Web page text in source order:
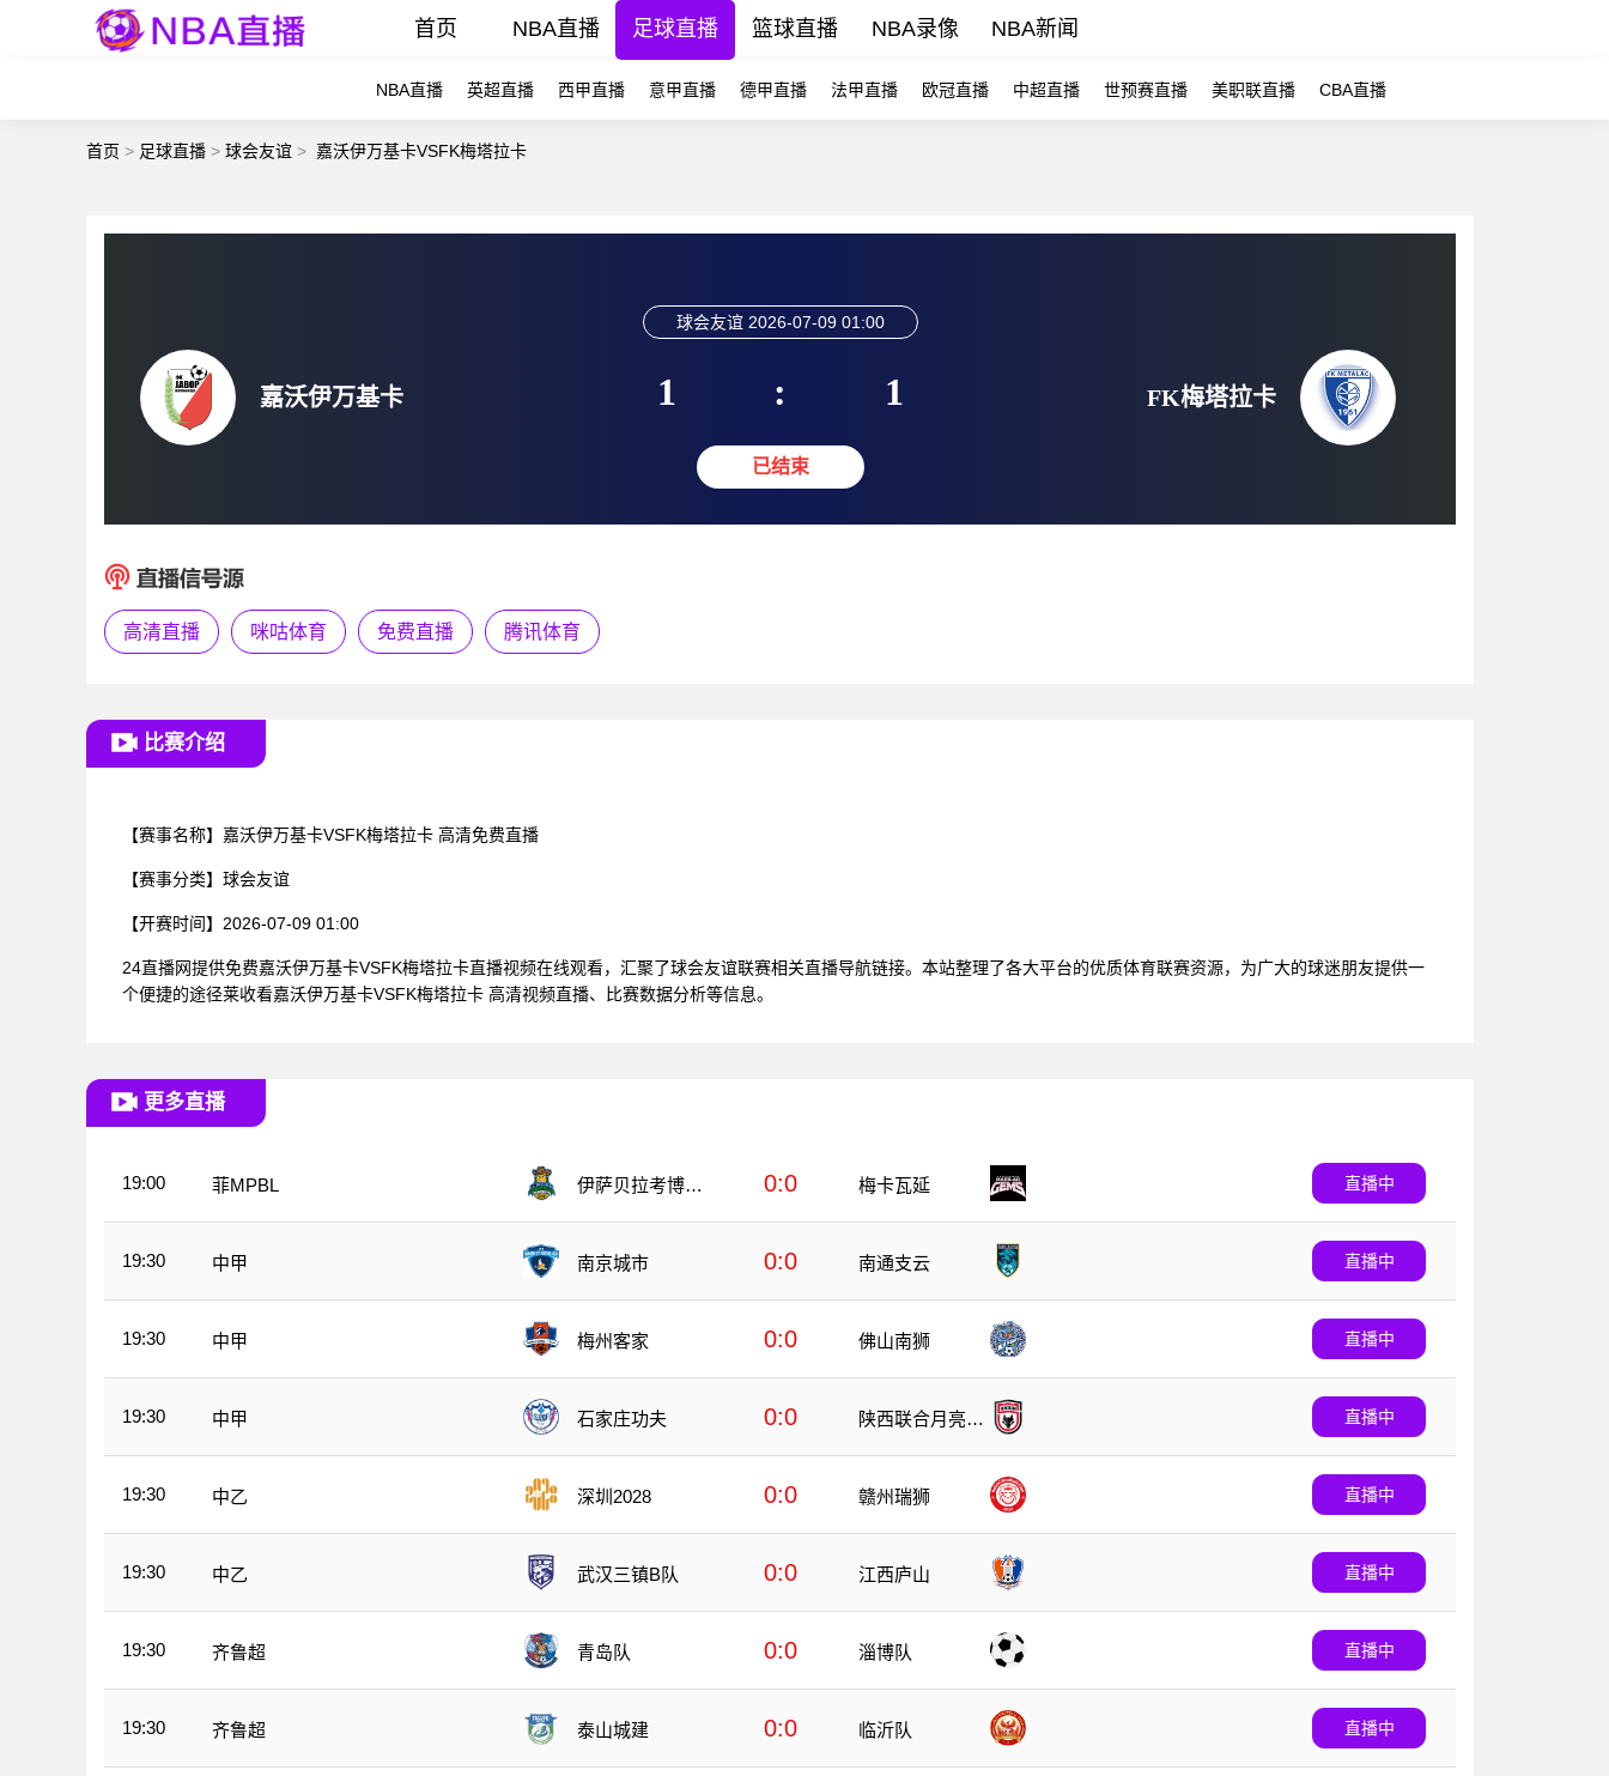
首页 NBA直播 足球直播 篮球直播 NBA录像 NBA新闻
NBA直播 英超直播 西甲直播 意甲直播 德甲直播 法甲直播 欧冠直播 中超直播 世预赛直播 美职联直播 CBA直播
首页 > 足球直播 > 球会友谊 > 嘉沃伊万基卡VSFK梅塔拉卡
嘉沃伊万基卡
球会友谊 2026-07-09 01:00
1 : 1
已结束
FK梅塔拉卡
高清直播 咪咕体育 免费直播 腾讯体育
比赛介绍
【赛事名称】 嘉沃伊万基卡VSFK梅塔拉卡 高清免费直播
【赛事分类】 球会友谊
【开赛时间】 2026-07-09 01:00
24直播网提供免费嘉沃伊万基卡VSFK梅塔拉卡直播视频在线观看，汇聚了球会友谊联赛相关直播导航链接。本站整理了各大平台的优质体育联赛资源，为广大的球迷朋友提供一
个便捷的途径莱收看嘉沃伊万基卡VSFK梅塔拉卡 高清视频直播、比赛数据分析等信息。
更多直播
19:00 菲MPBL
伊萨贝拉考博伊
0:0 梅卡瓦延 直播中
19:30 中甲 南京城市 0:0 南通支云 直播中
19:30 中甲 梅州客家 0:0 佛山南狮 直播中
19:30 中甲 石家庄功夫 0:0
陕西联合月亮泊
直播中
19:30 中乙 深圳2028 0:0 赣州瑞狮 直播中
19:30 中乙 武汉三镇B队 0:0 江西庐山 直播中
19:30 齐鲁超 青岛队 0:0 淄博队 直播中
19:30 齐鲁超 泰山城建 0:0 临沂队 直播中